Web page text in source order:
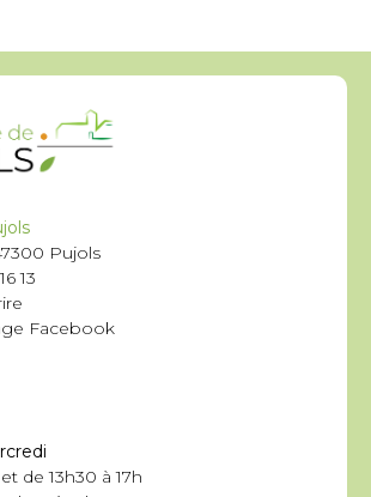
Pujols
13
Facebook
de 13h30 à 17h